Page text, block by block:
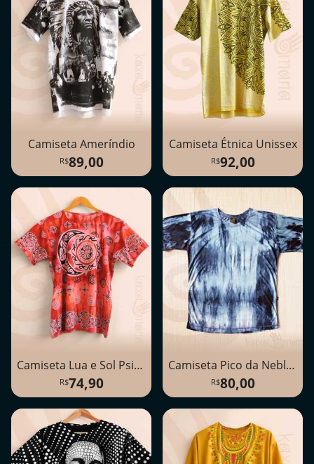
Camiseta Ameríndio
89,00
Camiseta Étnica Unissex
92,00
Camiseta Lua e Sol Psicodélica
74,90
Camiseta Pico da Neblina - Tie Dye Unissex
80,00